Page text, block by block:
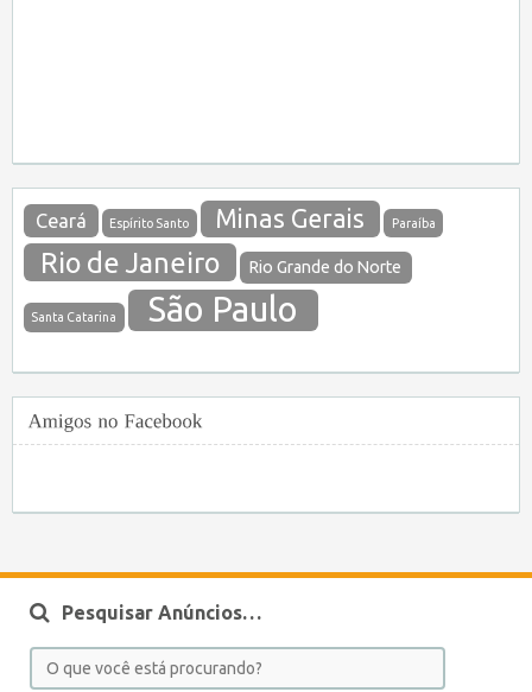
Ceará Espírito Santo Minas Gerais Paraíba
Rio de Janeiro Rio Grande do Norte
Santa Catarina São Paulo
Pesquisar Anúncios…